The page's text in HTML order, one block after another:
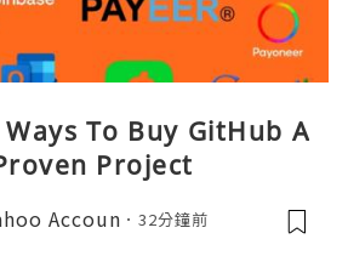
To Buy GitHub A
Project
Accoun 32分鐘前